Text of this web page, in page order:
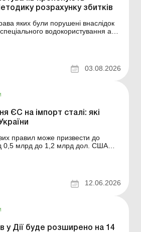
розрахунку збитків
яких були порушені внаслідок
водокористування або
завданих збитків для
спорів або захисту свої прав
03.08.2026
ЄС на імпорт сталі: які
правил може призвести до
0,5 млрд до 1,2 млрд дол. США
каналів доставки: як імпортерам
12.06.2026
у Дії буде розширено на 14